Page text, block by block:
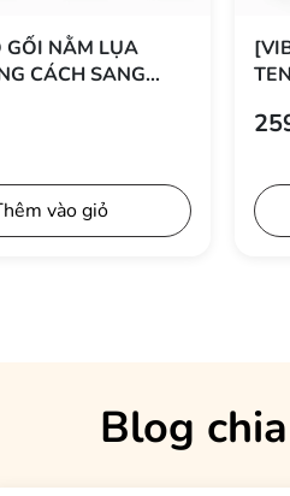
GỐI NẰM LỤA
CÁCH SANG
vào giỏ
Blog